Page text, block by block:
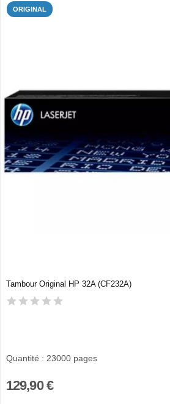
ORIGINAL
Tambour Original HP 32A (CF232A)
Quantité : 23000 pages
129,90 €